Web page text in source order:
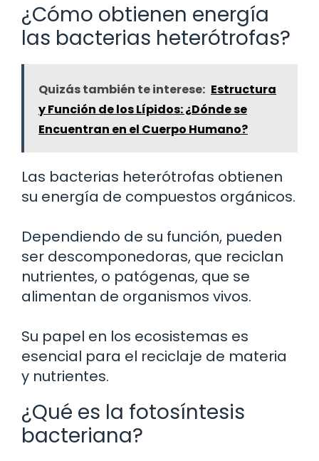
¿Cómo obtienen energía
las bacterias heterótrofas?
Quizás también te interese: Estructura
y Función de los Lípidos: ¿Dónde se
Encuentran en el Cuerpo Humano?
Las bacterias heterótrofas obtienen
su energía de compuestos orgánicos.
Dependiendo de su función, pueden
ser descomponedoras, que reciclan
nutrientes, o patógenas, que se
alimentan de organismos vivos.
Su papel en los ecosistemas es
esencial para el reciclaje de materia
y nutrientes.
¿Qué es la fotosíntesis
bacteriana?